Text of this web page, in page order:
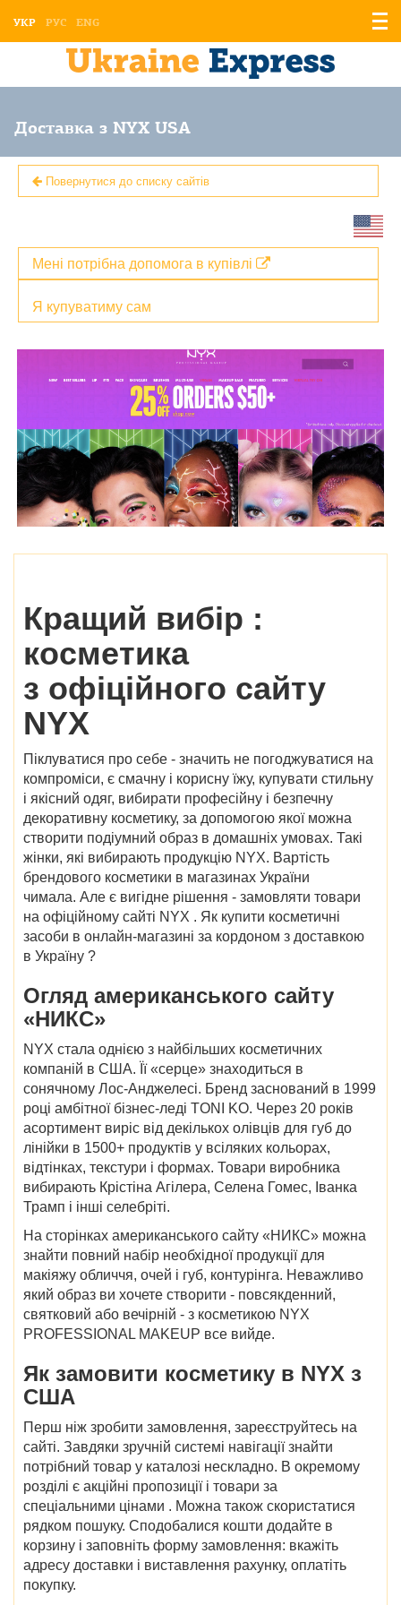
УКР РУС ENG
Доставка з NYX USA
Повернутися до списку сайтів
Я купуватиму сам
Мені потрібна допомога в купівлі
Кращий вибір :
косметика
з офіційного сайту
NYX
Піклуватися про себе - значить не погоджуватися на
компроміси, є смачну і корисну їжу, купувати стильну
і якісний одяг, вибирати професійну і безпечну
декоративну косметику, за допомогою якої можна
створити подіумний образ в домашніх умовах. Такі
жінки, які вибирають продукцію NYX. Вартість
брендового косметики в магазинах України
чимала. Але є вигідне рішення - замовляти товари
на офіційному сайті NYX . Як купити косметичні
засоби в онлайн-магазині за кордоном з доставкою
в Україну ?
Огляд американського сайту
«НИКС»
NYX стала однією з найбільших косметичних
компаній в США. Її «серце» знаходиться в
сонячному Лос-Анджелесі. Бренд заснований в 1999
році амбітної бізнес-леді TONI KO. Через 20 років
асортимент виріс від декількох олівців для губ до
лінійки в 1500+ продуктів у всіляких кольорах,
відтінках, текстури і формах. Товари виробника
вибирають Крістіна Агілера, Селена Гомес, Іванка
Трамп і інші селебріті.
На сторінках американського сайту «НИКС» можна
знайти повний набір необхідної продукції для
макіяжу обличчя, очей і губ, контурінга. Неважливо
який образ ви хочете створити - повсякденний,
святковий або вечірній - з косметикою NYX
PROFESSIONAL MAKEUP все вийде.
Як замовити косметику в NYX з
США
Перш ніж зробити замовлення, зареєструйтесь на
сайті. Завдяки зручній системі навігації знайти
потрібний товар у каталозі нескладно. В окремому
розділі є акційні пропозиції і товари за
спеціальними цінами . Можна також скористатися
рядком пошуку. Сподобалися кошти додайте в
корзину і заповніть форму замовлення: вкажіть
адресу доставки і виставлення рахунку, оплатіть
покупку.